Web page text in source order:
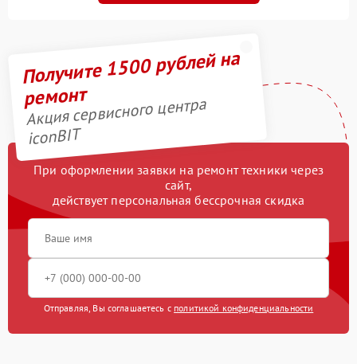
Получите 1500 рублей на
ремонт
Акция сервисного центра
iconBIT
При оформлении заявки на ремонт техники через
сайт,
действует персональная бессрочная скидка
Отправляя, Вы соглашаетесь с политикой конфиденциальности